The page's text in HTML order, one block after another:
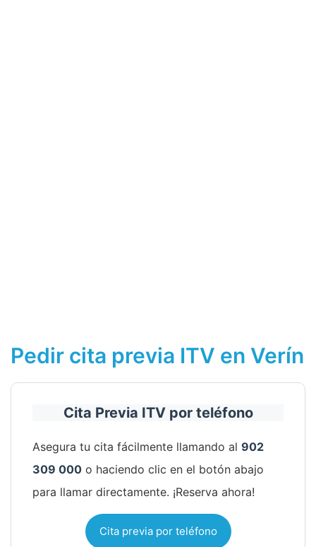
Pedir cita previa ITV en Verín
Cita Previa ITV por teléfono
Asegura tu cita fácilmente llamando al 902
309 000 o haciendo clic en el botón abajo
para llamar directamente. ¡Reserva ahora!
Cita previa por teléfono